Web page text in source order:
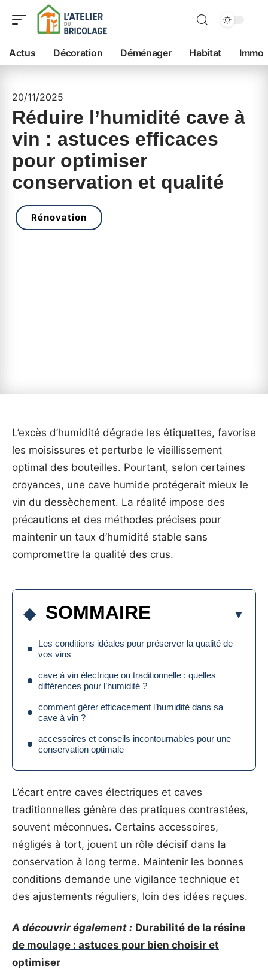
Actus Décoration Déménager Habitat Immo
20/11/2025
Réduire l’humidité cave à
vin : astuces efficaces
pour optimiser
conservation et qualité
Rénovation
L’excès d’humidité dégrade les étiquettes, favorise
les moisissures et perturbe le vieillissement
optimal des bouteilles. Pourtant, selon certaines
croyances, une cave humide protégerait mieux le
vin du dessèchement. La réalité impose des
précautions et des méthodes précises pour
maintenir un taux d’humidité stable sans
compromettre la qualité des crus.
SOMMAIRE
Les conditions idéales pour préserver la qualité de
vos vins
cave à vin électrique ou traditionnelle : quelles
différences pour l’humidité ?
comment gérer efficacement l’humidité dans sa
cave à vin ?
accessoires et conseils incontournables pour une
conservation optimale
L’écart entre caves électriques et caves
traditionnelles génère des pratiques contrastées,
souvent méconnues. Certains accessoires,
négligés à tort, jouent un rôle décisif dans la
conservation à long terme. Maintenir les bonnes
conditions demande une vigilance technique et
des ajustements réguliers, loin des idées reçues.
A découvrir également : Durabilité de la résine
de moulage : astuces pour bien choisir et
optimiser